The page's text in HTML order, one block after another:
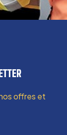
offres et